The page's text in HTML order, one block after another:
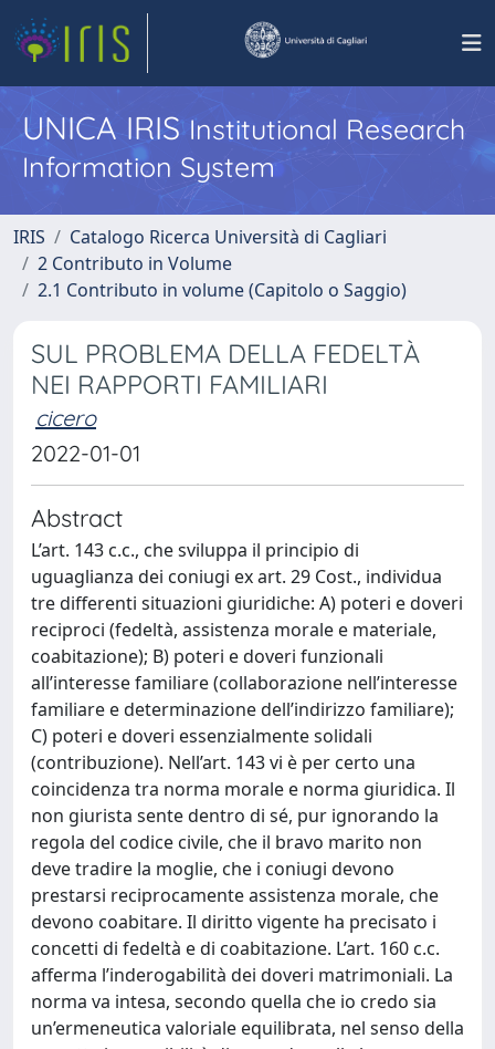
UNICA IRISInstitutional Research
Information System
IRIS
Catalogo Ricerca Università di Cagliari
2 Contributo in Volume
2.1 Contributo in volume (Capitolo o Saggio)
SUL PROBLEMA DELLA FEDELTÀ
NEI RAPPORTI FAMILIARI
cicero
2022-01-01
Abstract
L’art. 143 c.c., che sviluppa il principio di
uguaglianza dei coniugi ex art. 29 Cost., individua
tre differenti situazioni giuridiche: A) poteri e doveri
reciproci (fedeltà, assistenza morale e materiale,
coabitazione); B) poteri e doveri funzionali
all’interesse familiare (collaborazione nell’interesse
familiare e determinazione dell’indirizzo familiare);
C) poteri e doveri essenzialmente solidali
(contribuzione). Nell’art. 143 vi è per certo una
coincidenza tra norma morale e norma giuridica. Il
non giurista sente dentro di sé, pur ignorando la
regola del codice civile, che il bravo marito non
deve tradire la moglie, che i coniugi devono
prestarsi reciprocamente assistenza morale, che
devono coabitare. Il diritto vigente ha precisato i
concetti di fedeltà e di coabitazione. L’art. 160 c.c.
afferma l’inderogabilità dei doveri matrimoniali. La
norma va intesa, secondo quella che io credo sia
un’ermeneutica valoriale equilibrata, nel senso della